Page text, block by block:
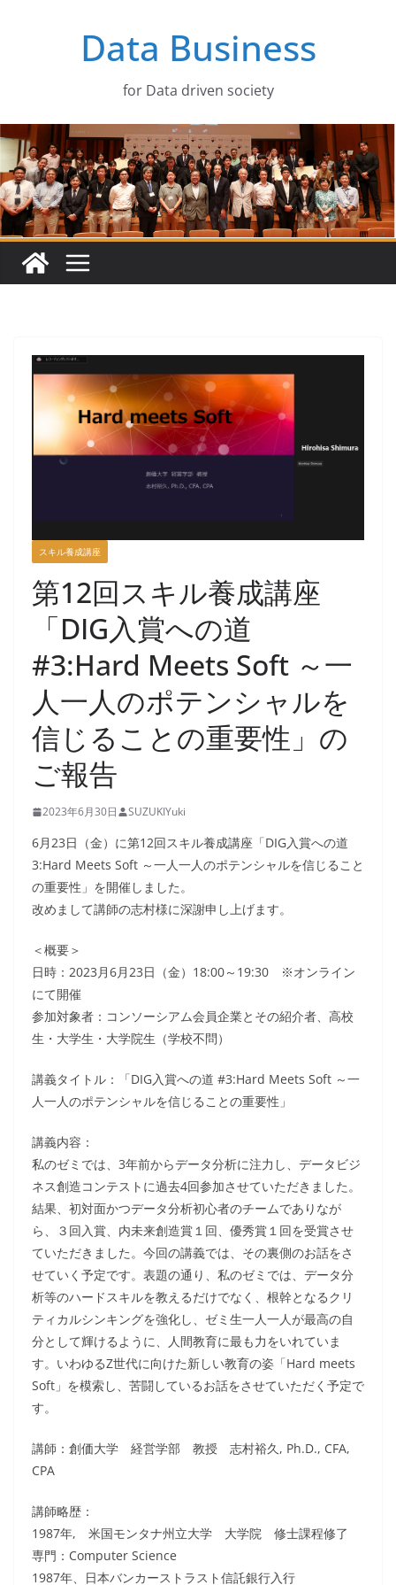
へ
キ
ッ
プ
Data Business
for Data driven society
スキル養成講座
第12回スキル養成講座
「DIG入賞への道
#3:Hard Meets Soft ～一
人一人のポテンシャルを
信じることの重要性」の
ご報告
2023年6月30日 SUZUKIYuki
6月23日（金）に第12回スキル養成講座「DIG入賞への道
3:Hard Meets Soft ～一人一人のポテンシャルを信じること
の重要性」を開催しました。
改めまして講師の志村様に深謝申し上げます。
＜概要＞
日時：2023月6月23日（金）18:00～19:30 ※オンライン
にて開催
参加対象者：コンソーシアム会員企業とその紹介者、高校
生・大学生・大学院生（学校不問）
講義タイトル：「DIG入賞への道 #3:Hard Meets Soft ～一
人一人のポテンシャルを信じることの重要性」
講義内容：
私のゼミでは、3年前からデータ分析に注力し、データビジ
ネス創造コンテストに過去4回参加させていただきました。
結果、初対面かつデータ分析初心者のチームでありなが
ら、３回入賞、内未来創造賞１回、優秀賞１回を受賞させ
ていただきました。今回の講義では、その裏側のお話をさ
せていく予定です。表題の通り、私のゼミでは、データ分
析等のハードスキルを教えるだけでなく、根幹となるクリ
ティカルシンキングを強化し、ゼミ生一人一人が最高の自
分として輝けるように、人間教育に最も力をいれていま
す。いわゆるZ世代に向けた新しい教育の姿「Hard meets
Soft」を模索し、苦闘しているお話をさせていただく予定で
す。
講師：創価大学 経営学部 教授 志村裕久, Ph.D., CFA,
CPA
講師略歴：
1987年, 米国モンタナ州立大学 大学院 修士課程修了
専門：Computer Science
1987年、日本バンカーストラスト信託銀行入行